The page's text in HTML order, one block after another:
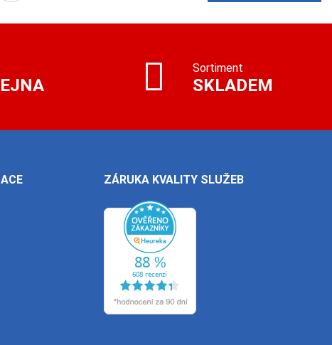
Sortiment
SKLADEM
ZÁRUKA KVALITY SLUŽEB